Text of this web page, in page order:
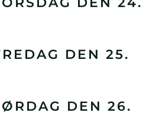
DEN 25.
DEN 26.